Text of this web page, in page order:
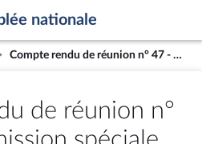
nationale
Compte rendu de réunion n° 47 - Commission spéciale chargée d'examiner le projet de loi confortant le respect des principes de la République
de réunion n°